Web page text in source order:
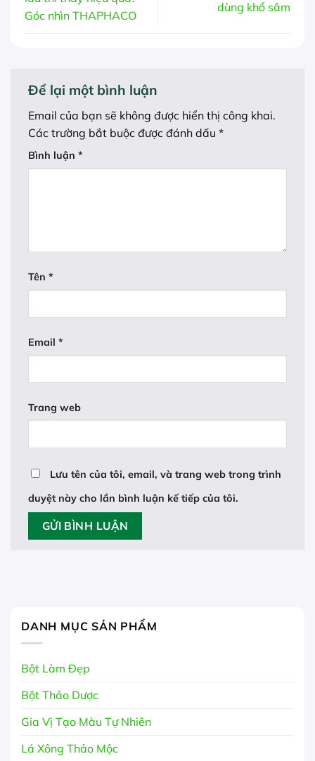
Góc nhìn THAPHACO
dùng khổ sâm
Để lại một bình luận
Email của bạn sẽ không được hiển thị công khai.
Các trường bắt buộc được đánh dấu *
Bình luận *
Tên *
Email *
Trang web
Lưu tên của tôi, email, và trang web trong trình
duyệt này cho lần bình luận kế tiếp của tôi.
DANH MỤC SẢN PHẨM
Bột Làm Đẹp
Bột Thảo Dược
Gia Vị Tạo Màu Tự Nhiên
Lá Xông Thảo Mộc